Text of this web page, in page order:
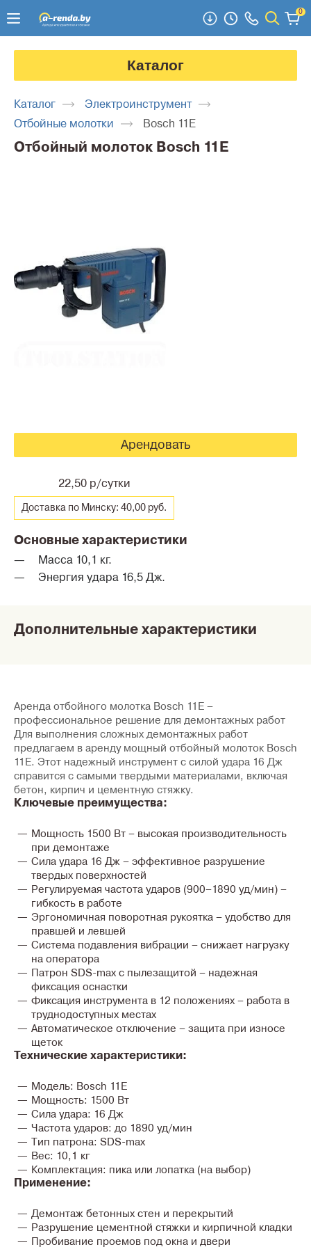
0
Каталог
Каталог
Электроинструмент
Отбойные молотки
Bosch 11E
Отбойный молоток Bosch 11E
Арендовать
22,50 р/сутки
Доставка по Минску: 40,00 руб.
Основные характеристики
Масса 10,1 кг.
Энергия удара 16,5 Дж.
Дополнительные характеристики
Аренда отбойного молотка Bosch 11E –
профессиональное решение для демонтажных работ
Для выполнения сложных демонтажных работ
предлагаем в аренду мощный отбойный молоток Bosch
11E. Этот надежный инструмент с силой удара 16 Дж
справится с самыми твердыми материалами, включая
бетон, кирпич и цементную стяжку.
Ключевые преимущества:
Мощность 1500 Вт – высокая производительность
при демонтаже
Сила удара 16 Дж – эффективное разрушение
твердых поверхностей
Регулируемая частота ударов (900–1890 уд/мин) –
гибкость в работе
Эргономичная поворотная рукоятка – удобство для
правшей и левшей
Система подавления вибрации – снижает нагрузку
на оператора
Патрон SDS-max с пылезащитой – надежная
фиксация оснастки
Фиксация инструмента в 12 положениях – работа в
труднодоступных местах
Автоматическое отключение – защита при износе
щеток
Технические характеристики:
Модель: Bosch 11E
Мощность: 1500 Вт
Сила удара: 16 Дж
Частота ударов: до 1890 уд/мин
Тип патрона: SDS-max
Вес: 10,1 кг
Комплектация: пика или лопатка (на выбор)
Применение:
Демонтаж бетонных стен и перекрытий
Разрушение цементной стяжки и кирпичной кладки
Пробивание проемов под окна и двери